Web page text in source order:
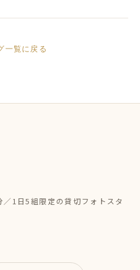
一覧に戻る
1日5組限定の貸切フォトスタ